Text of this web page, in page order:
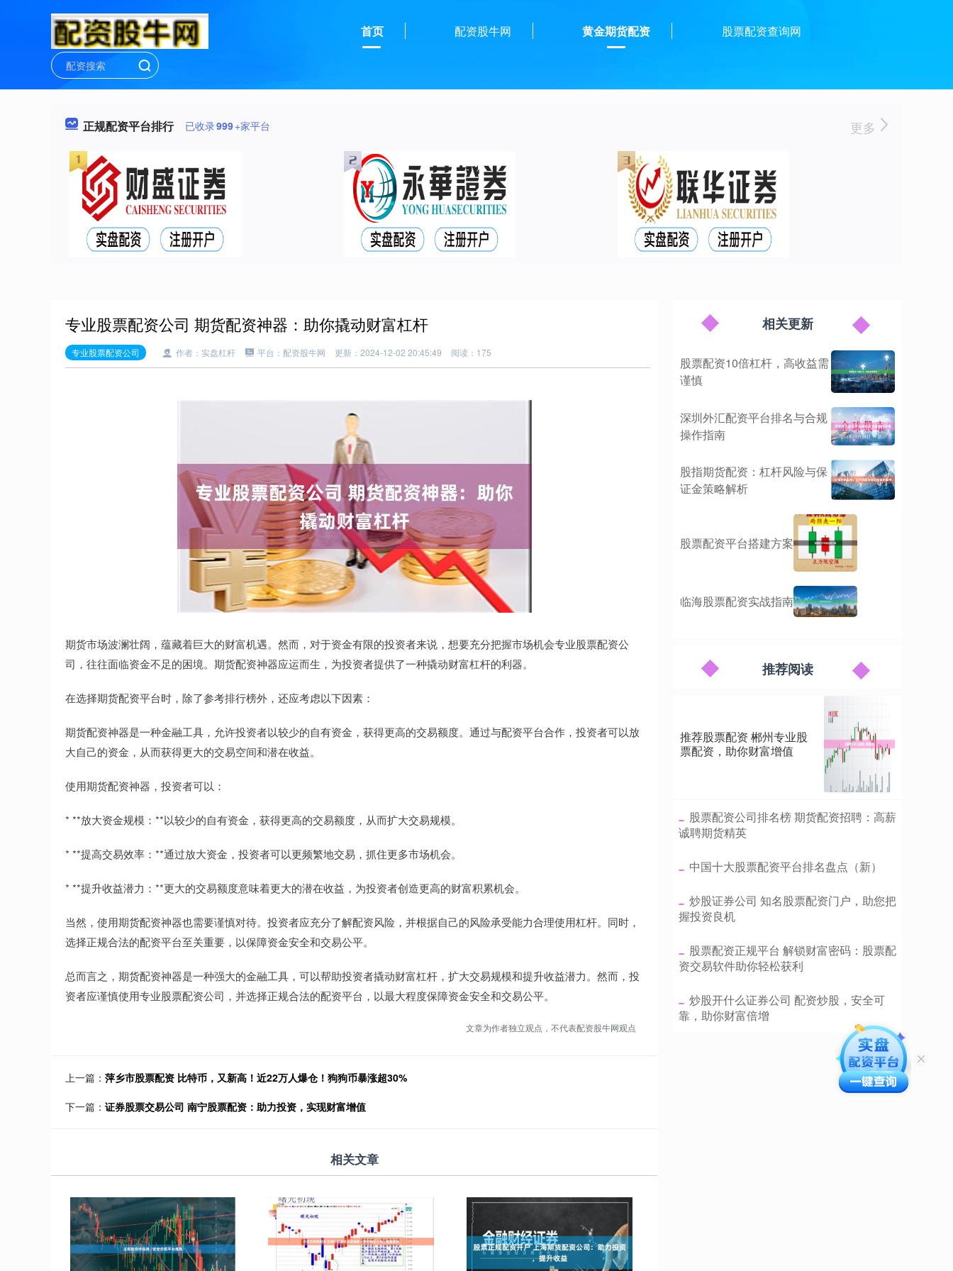
首页 配资股牛网 黄金期货配资 股票配资查询网
正规配资平台排行 已收录999+家平台 更多
专业股票配资公司 期货配资神器：助你撬动财富杠杆
专业股票配资公司 作者：实盘杠杆 平台：配资股牛网 更新：2024-12-02 20:45:49 阅读：175
期货市场波澜壮阔，蕴藏着巨大的财富机遇。然而，对于资金有限的投资者来说，想要充分把握市场机会专业股票配资公
司，往往面临资金不足的困境。期货配资神器应运而生，为投资者提供了一种撬动财富杠杆的利器。
在选择期货配资平台时，除了参考排行榜外，还应考虑以下因素：
期货配资神器是一种金融工具，允许投资者以较少的自有资金，获得更高的交易额度。通过与配资平台合作，投资者可以放
大自己的资金，从而获得更大的交易空间和潜在收益。
使用期货配资神器，投资者可以：
* **放大资金规模：**以较少的自有资金，获得更高的交易额度，从而扩大交易规模。
* **提高交易效率：**通过放大资金，投资者可以更频繁地交易，抓住更多市场机会。
* **提升收益潜力：**更大的交易额度意味着更大的潜在收益，为投资者创造更高的财富积累机会。
当然，使用期货配资神器也需要谨慎对待。投资者应充分了解配资风险，并根据自己的风险承受能力合理使用杠杆。同时，
选择正规合法的配资平台至关重要，以保障资金安全和交易公平。
总而言之，期货配资神器是一种强大的金融工具，可以帮助投资者撬动财富杠杆，扩大交易规模和提升收益潜力。然而，投
资者应谨慎使用专业股票配资公司，并选择正规合法的配资平台，以最大程度保障资金安全和交易公平。
文章为作者独立观点，不代表配资股牛网观点
上一篇： 萍乡市股票配资 比特币，又新高！近22万人爆仓！狗狗币暴涨超30%
下一篇： 证券股票交易公司 南宁股票配资：助力投资，实现财富增值
相关文章
相关更新
股票配资10倍杠杆，高收益需
谨慎
深圳外汇配资平台排名与合规
操作指南
股指期货配资：杠杆风险与保
证金策略解析
股票配资平台搭建方案
临海股票配资实战指南
推荐阅读
推荐股票配资 郴州专业股
票配资，助你财富增值
​股票配资公司排名榜 期货配资招聘：高薪
诚聘期货精英
​中国十大股票配资平台排名盘点（新）
​炒股证券公司 知名股票配资门户，助您把
握投资良机
​股票配资正规平台 解锁财富密码：股票配
资交易软件助你轻松获利
​炒股开什么证券公司 配资炒股，安全可
靠，助你财富倍增